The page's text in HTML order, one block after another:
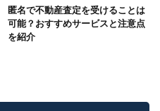
匿名で不動産査定を受けることは
可能？おすすめサービスと注意点
を紹介